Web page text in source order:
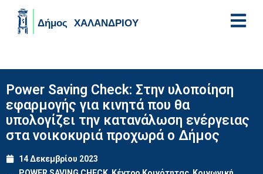
Power Saving Check: Στην υλοποίηση
εφαρμογής για κινητά που θα
υπολογίζει την κατανάλωση ενέργειας
στα νοικοκυριά προχωρά ο Δήμος
14 Δεκεμβρίου 2023